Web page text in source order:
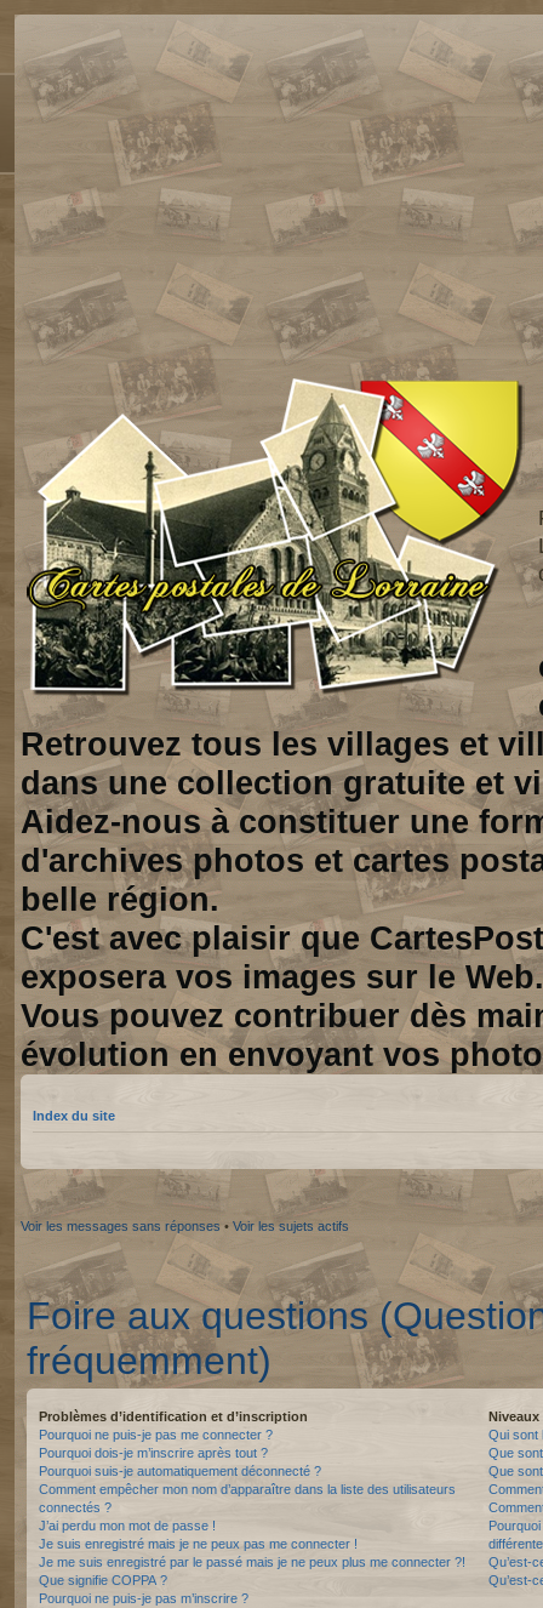
Retrouvez tous les villages et
dans une collection gratuite et
Aidez-nous à constituer une
d'archives photos et cartes
belle région.
C'est avec plaisir que
exposera vos images sur le Web.
Vous pouvez contribuer dès
évolution en envoyant vos
Index du site
Voir les messages sans réponses • Voir les sujets actifs
Foire aux questions
fréquemment)
Problèmes d’identification et d’inscription
Pourquoi ne puis-je pas me connecter ?
Pourquoi dois-je m’inscrire après tout ?
Pourquoi suis-je automatiquement déconnecté ?
Comment empêcher mon nom d’apparaître dans la liste des utilisateurs
connectés ?
J’ai perdu mon mot de passe !
Je suis enregistré mais je ne peux pas me connecter !
Je me suis enregistré par le passé mais je ne peux plus me connecter ?!
Que signifie COPPA ?
Pourquoi ne puis-je pas m’inscrire ?
Niveaux
Qui sont
Que
Que
Qu’est-
Qu’est-